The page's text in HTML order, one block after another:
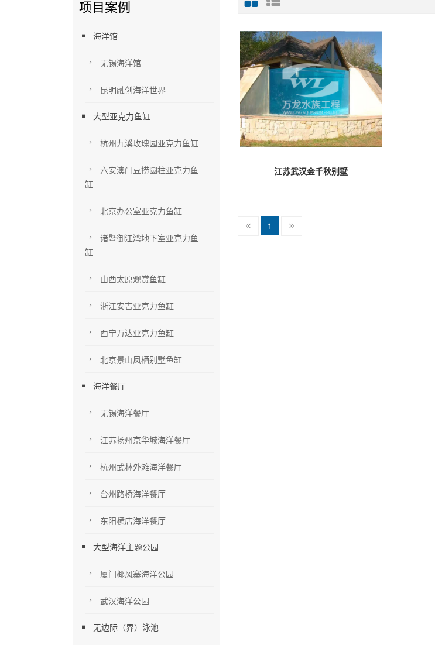
项目案例
海洋馆
无锡海洋馆
昆明融创海洋世界
大型亚克力鱼缸
杭州九溪玫瑰园亚克力鱼缸
六安澳门豆捞圆柱亚克力鱼
缸
北京办公室亚克力鱼缸
诸暨御江湾地下室亚克力鱼
缸
山西太原观赏鱼缸
浙江安吉亚克力鱼缸
西宁万达亚克力鱼缸
北京景山凤栖别墅鱼缸
海洋餐厅
无锡海洋餐厅
江苏扬州京华城海洋餐厅
杭州武林外滩海洋餐厅
台州路桥海洋餐厅
东阳横店海洋餐厅
大型海洋主题公园
厦门椰风寨海洋公园
武汉海洋公园
无边际（界）泳池
江苏武汉金千秋别墅
1